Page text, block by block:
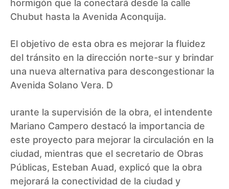
hormigón que la conectará desde la calle
Chubut hasta la Avenida Aconquija.
El objetivo de esta obra es mejorar la fluidez
del tránsito en la dirección norte-sur y brindar
una nueva alternativa para descongestionar la
Avenida Solano Vera. D
urante la supervisión de la obra, el intendente
Mariano Campero destacó la importancia de
este proyecto para mejorar la circulación en la
ciudad, mientras que el secretario de Obras
Públicas, Esteban Auad, explicó que la obra
mejorará la conectividad de la ciudad y